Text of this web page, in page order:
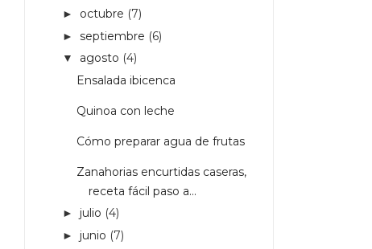
► octubre (7)
► septiembre (6)
▼ agosto (4)
Ensalada ibicenca
Quinoa con leche
Cómo preparar agua de frutas
Zanahorias encurtidas caseras,
receta fácil paso a...
► julio (4)
► junio (7)